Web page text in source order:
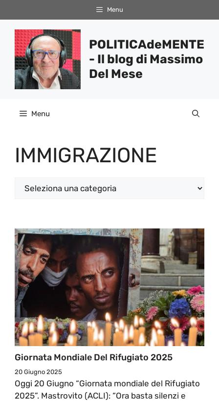
al
contenuto
Menu
POLITICAdeMENTE
- Il blog di Massimo
Del Mese
Menu
IMMIGRAZIONE
Categorie
Giornata Mondiale Del Rifugiato 2025
20 Giugno 2025
Oggi 20 Giugno “Giornata mondiale del Rifugiato
2025”. Mastrovito (ACLI): “Ora basta silenzi e